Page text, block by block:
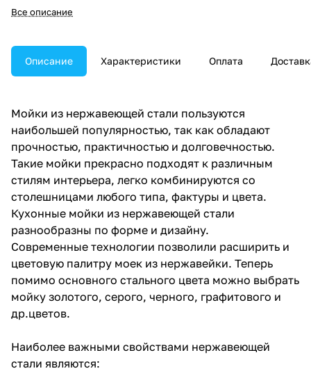
Все описание
Описание Характеристики Оплата
Мойки из нержавеющей стали пользуются
наибольшей популярностью, так как обладают
прочностью, практичностью и долговечностью.
Такие мойки прекрасно подходят к различным
стилям интерьера, легко комбинируются со
столешницами любого типа, фактуры и цвета.
Кухонные мойки из нержавеющей стали
разнообразны по форме и дизайну.
Современные технологии позволили расширить и
цветовую палитру моек из нержавейки. Теперь
помимо основного стального цвета можно выбрать
мойку золотого, серого, черного, графитового и
др.цветов.
Наиболее важными свойствами нержавеющей
стали являются: